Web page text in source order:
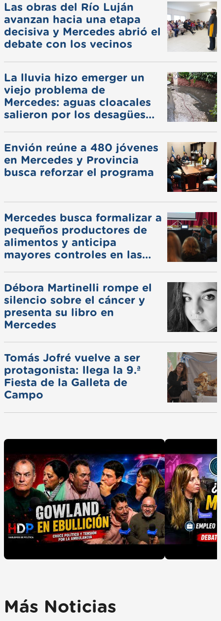
Las obras del Río Luján
avanzan hacia una etapa
decisiva y Mercedes abrió el
debate con los vecinos
La lluvia hizo emerger un
viejo problema de
Mercedes: aguas cloacales
salieron por los desagües
Envión reúne a 480 jóvenes
en Mercedes y Provincia
busca reforzar el programa
Mercedes busca formalizar a
pequeños productores de
alimentos y anticipa
mayores controles en las
Débora Martinelli rompe el
silencio sobre el cáncer y
presenta su libro en
Mercedes
Tomás Jofré vuelve a ser
protagonista: llega la 9.ª
Fiesta de la Galleta de
Campo
Más Noticias